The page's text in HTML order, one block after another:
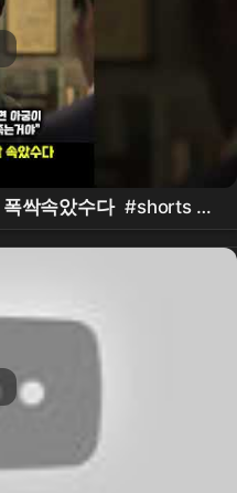
폭싹속았수다 #shorts #
아이유